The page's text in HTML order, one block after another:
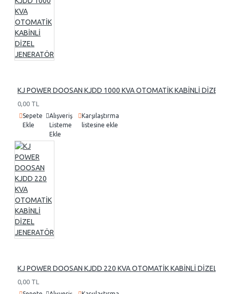
KJ POWER DOOSAN KJDD 1000 KVA OTOMATİK KABİNLİ DİZEL
0,00 TL
Sepete
Ekle
Alışveriş
Listeme
Ekle
Karşılaştırma
listesine ekle
KJ POWER DOOSAN KJDD 220 KVA OTOMATİK KABİNLİ DİZEL
0,00 TL